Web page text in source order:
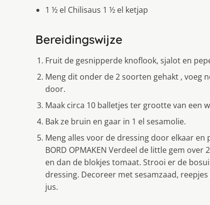
1 ½ el Chilisaus 1 ½ el ketjap
Bereidingswijze
Fruit de gesnipperde knoflook, sjalot en
Meng dit onder de 2 soorten gehakt , voeg
door.
Maak circa 10 balletjes ter grootte van een
Bak ze bruin en gaar in 1 el sesamolie.
Meng alles voor de dressing door elkaar en
BORD OPMAKEN Verdeel de little gem
en dan de blokjes tomaat. Strooi er de
dressing. Decoreer met sesamzaad,
jus.